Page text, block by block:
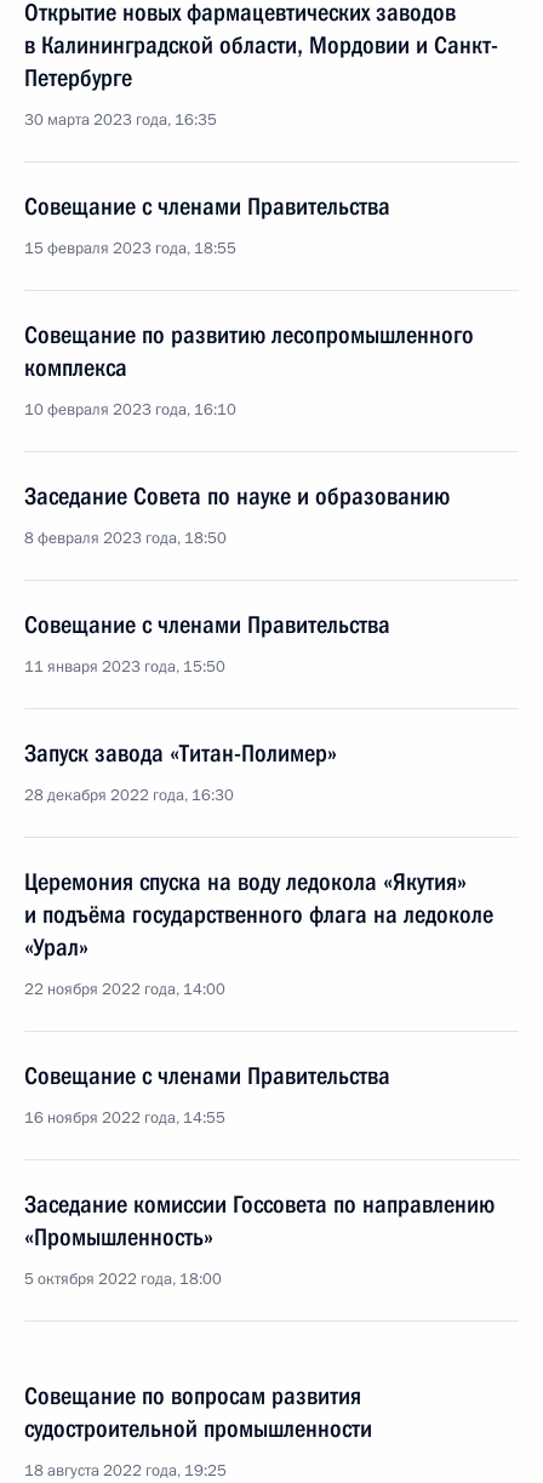
Открытие новых фармацевтических заводов
в Калининградской области, Мордовии и Санкт-
Петербурге
30 марта 2023 года, 16:35
Совещание с членами Правительства
15 февраля 2023 года, 18:55
Совещание по развитию лесопромышленного
комплекса
10 февраля 2023 года, 16:10
Заседание Совета по науке и образованию
8 февраля 2023 года, 18:50
Совещание с членами Правительства
11 января 2023 года, 15:50
Запуск завода «Титан-Полимер»
28 декабря 2022 года, 16:30
Церемония спуска на воду ледокола «Якутия»
и подъёма государственного флага на ледоколе
«Урал»
22 ноября 2022 года, 14:00
Совещание с членами Правительства
16 ноября 2022 года, 14:55
Заседание комиссии Госсовета по направлению
«Промышленность»
5 октября 2022 года, 18:00
Совещание по вопросам развития
судостроительной промышленности
18 августа 2022 года, 19:25